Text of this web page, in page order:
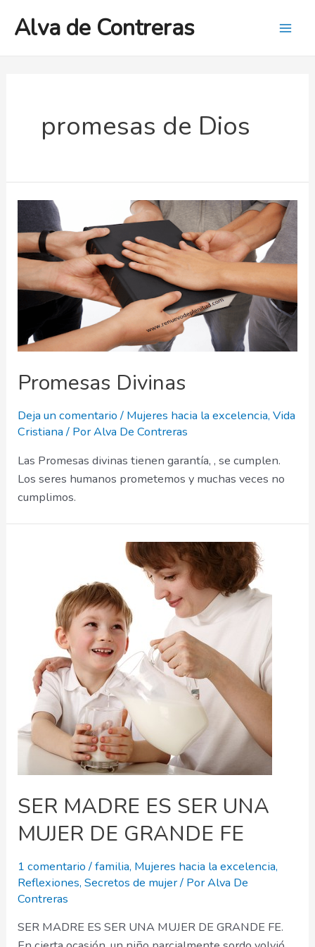
Alva de Contreras
promesas de Dios
Promesas Divinas
Deja un comentario / Mujeres hacia la excelencia,Vida
Cristiana/ PorAlva De Contreras
Las Promesas divinas tienen garantía, , se cumplen.
Los seres humanos prometemos y muchas veces no
cumplimos.
SER MADRE ES SER UNA
MUJER DE GRANDE FE
1 comentario /familia, Mujeres hacia la excelencia,
Reflexiones,Secretos de mujer/ PorAlva De
Contreras
SER MADRE ES SER UNA MUJER DE GRANDE FE.